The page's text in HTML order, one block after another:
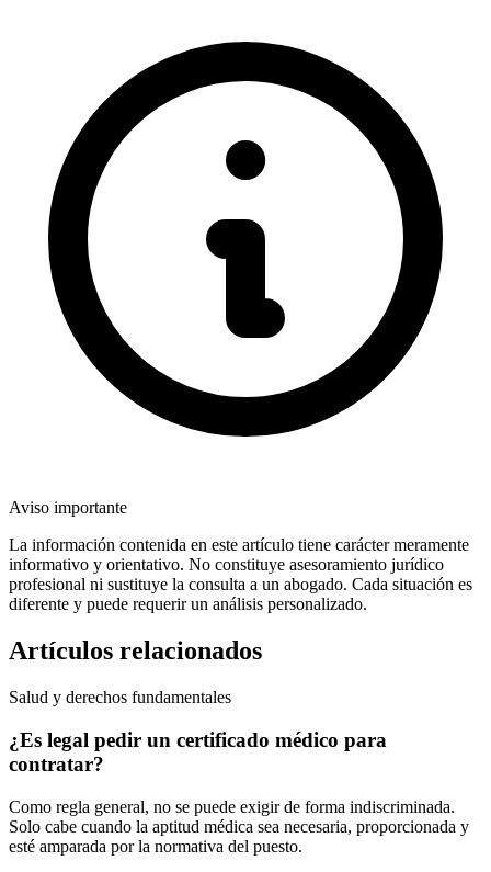
Aviso importante
La información contenida en este artículo tiene carácter meramente
informativo y orientativo. No constituye asesoramiento jurídico
profesional ni sustituye la consulta a un abogado. Cada situación es
diferente y puede requerir un análisis personalizado.
Artículos relacionados
Salud y derechos fundamentales
¿Es legal pedir un certificado médico para
contratar?
Como regla general, no se puede exigir de forma indiscriminada.
Solo cabe cuando la aptitud médica sea necesaria, proporcionada y
esté amparada por la normativa del puesto.